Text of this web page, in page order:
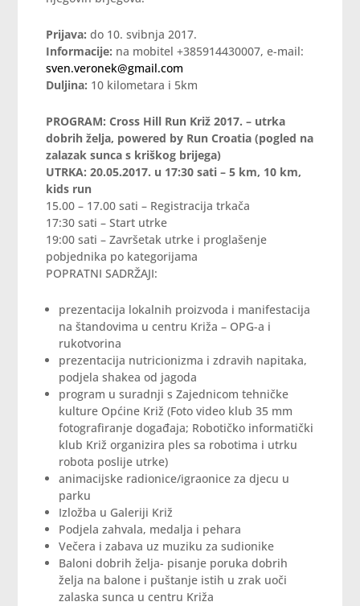
Prijava: do 10. svibnja 2017.
Informacije: na mobitel +385914430007, e-mail:
sven.veronek@gmail.com
Duljina: 10 kilometara i 5km
PROGRAM: Cross Hill Run Križ 2017. – utrka
dobrih želja, powered by Run Croatia (pogled na
zalazak sunca s kriškog brijega)
UTRKA: 20.05.2017. u 17:30 sati – 5 km, 10 km,
kids run
15.00 – 17.00 sati – Registracija trkača
17:30 sati – Start utrke
19:00 sati – Završetak utrke i proglašenje
pobjednika po kategorijama
POPRATNI SADRŽAJI:
prezentacija lokalnih proizvoda i manifestacija
na štandovima u centru Križa – OPG-a i
rukotvorina
prezentacija nutricionizma i zdravih napitaka,
podjela shakea od jagoda
program u suradnji s Zajednicom tehničke
kulture Općine Križ (Foto video klub 35 mm
fotografiranje događaja; Robotičko informatički
klub Križ organizira ples sa robotima i utrku
robota poslije utrke)
animacijske radionice/igraonice za djecu u
parku
Izložba u Galeriji Križ
Podjela zahvala, medalja i pehara
Večera i zabava uz muziku za sudionike
Baloni dobrih želja- pisanje poruka dobrih
želja na balone i puštanje istih u zrak uoči
zalaska sunca u centru Križa